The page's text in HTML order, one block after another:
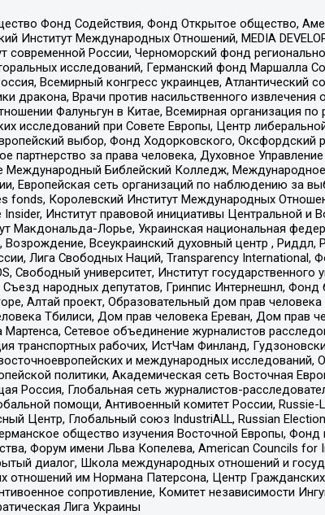
Фонд Содействия, Фонд Открытое общество,
Международных Отношений, MEDIA
России, Черноморский фонд
исследований, Германский фонд Маршалла
Всемирный конгресс украинцев, Атлантический
Врачи против насильственного извлечения
Фалуньгун в Китае, Всемирная организация
исследований при Совете Европы, Центр
выбор, Фонд Ходорковского,
за права человека, Духовное Управление
Библейский Колледж,
Европейская сеть организаций по наблюдению за
fonds, Королевский Институт Международных
Институт правовой инициативы Центральной и
Макдональда-Лорье, Украинская национальная
Всеукраинский духовный центр , Риддл,
Лига Свободных Наций, Transparеncy International,
университет, Институт государственного
народных депутатов, Гринпис Интернешнл,
Алтай проект, Образовательный дом прав
Тбилиси, Дом прав человека Ереван, Дом прав
Сетевое объединение журналистов
транспортных рабочих, ИстЧам Финланд,
и международных
политики, Академическая сеть Восточная
Россия, Глобальная сеть журналистов-
помощи, Антивоенный комитет России, Russie-
Центр, Глобальный союз IndustriALL, Russian
общество изучения Восточной Европы, Фонд
Форум имени Льва Копелева, American Councils for
диалог, Школа международных отношений и
им Нормана Патерсона, Центр
сопротивление, Комитет независимости
Лига Украины